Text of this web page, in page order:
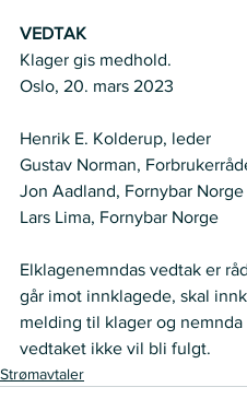
VEDTAK
Klager gis medhold.
Oslo, 20. mars 2023
Henrik E. Kolderup, leder
Gustav Norman,
Jon Aadland, Fornybar Norge
Lars Lima, Fornybar Norge
Elklagenemndas vedtak er
går imot innklagede, skal
melding til klager og
vedtaket ikke vil bli fulgt.
Strømavtaler